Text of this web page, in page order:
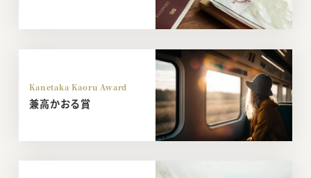
Kanetaka Kaoru Award
兼高かおる賞